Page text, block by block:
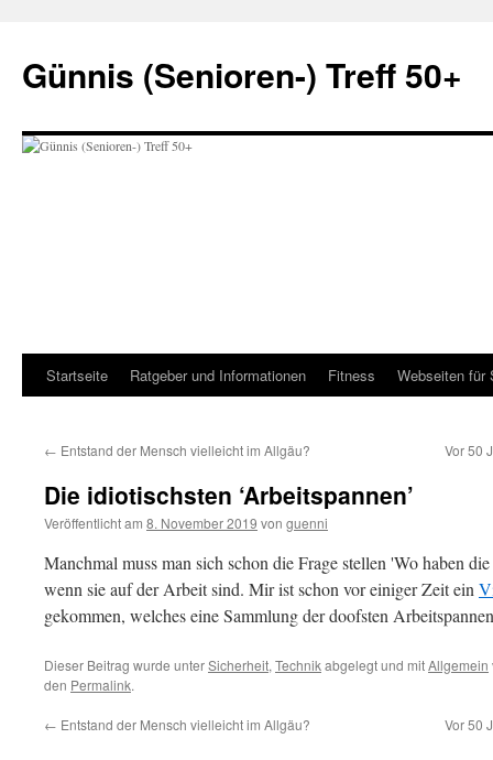
springen
Günnis (Senioren-) Treff 50+
Startseite Ratgeber und Informationen Fitness Webseiten für
← Entstand der Mensch vielleicht im Allgäu? Vor 50
Die idiotischsten ‘Arbeitspannen’
Veröffentlicht am 8. November 2019 von guenni
Manchmal muss man sich schon die Frage stellen 'Wo haben
wenn sie auf der Arbeit sind. Mir ist schon vor einiger Zeit ein
gekommen, welches eine Sammlung der doofsten
Dieser Beitrag wurde unterSicherheit, Technikabgelegt und mitAllgemein
den Permalink.
← Entstand der Mensch vielleicht im Allgäu? Vor 50